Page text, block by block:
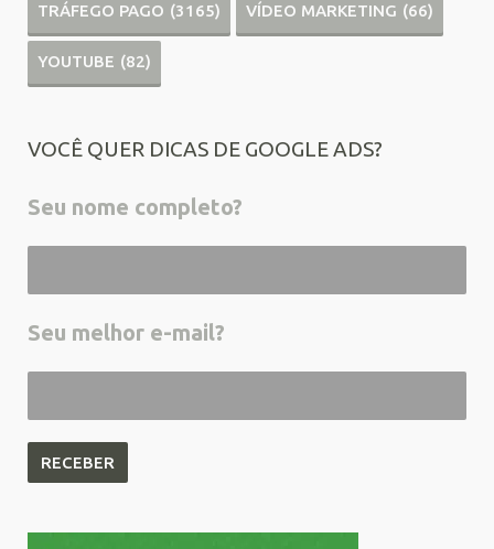
TRÁFEGO PAGO (3165) VÍDEO MARKETING (66)
YOUTUBE (82)
VOCÊ QUER DICAS DE GOOGLE ADS?
Seu nome completo?
Seu melhor e-mail?